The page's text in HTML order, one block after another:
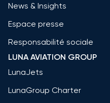
News & Insights
Espace presse
Responsabilité sociale
LUNA AVIATION GROUP
LunaJets
LunaGroup Charter